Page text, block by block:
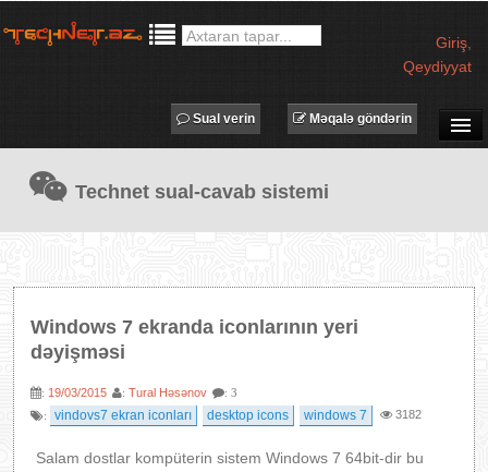
Giriş
Qeydiyyat
TECHNET TV
MƏQALƏLƏR
PROQRAMLAR
IT LÜĞƏT
Məqalə göndərin
Sual verin
Technet sual-cavab sistemi
Windows 7 ekranda iconlarının yeri
dəyişməsi
: 19/03/2015 : Tural Həsənov
: 3
:
vindovs7 ekran iconları desktop icons windows 7 3182
Salam dostlar kompüterin sistem Windows 7 64bit-dir bu